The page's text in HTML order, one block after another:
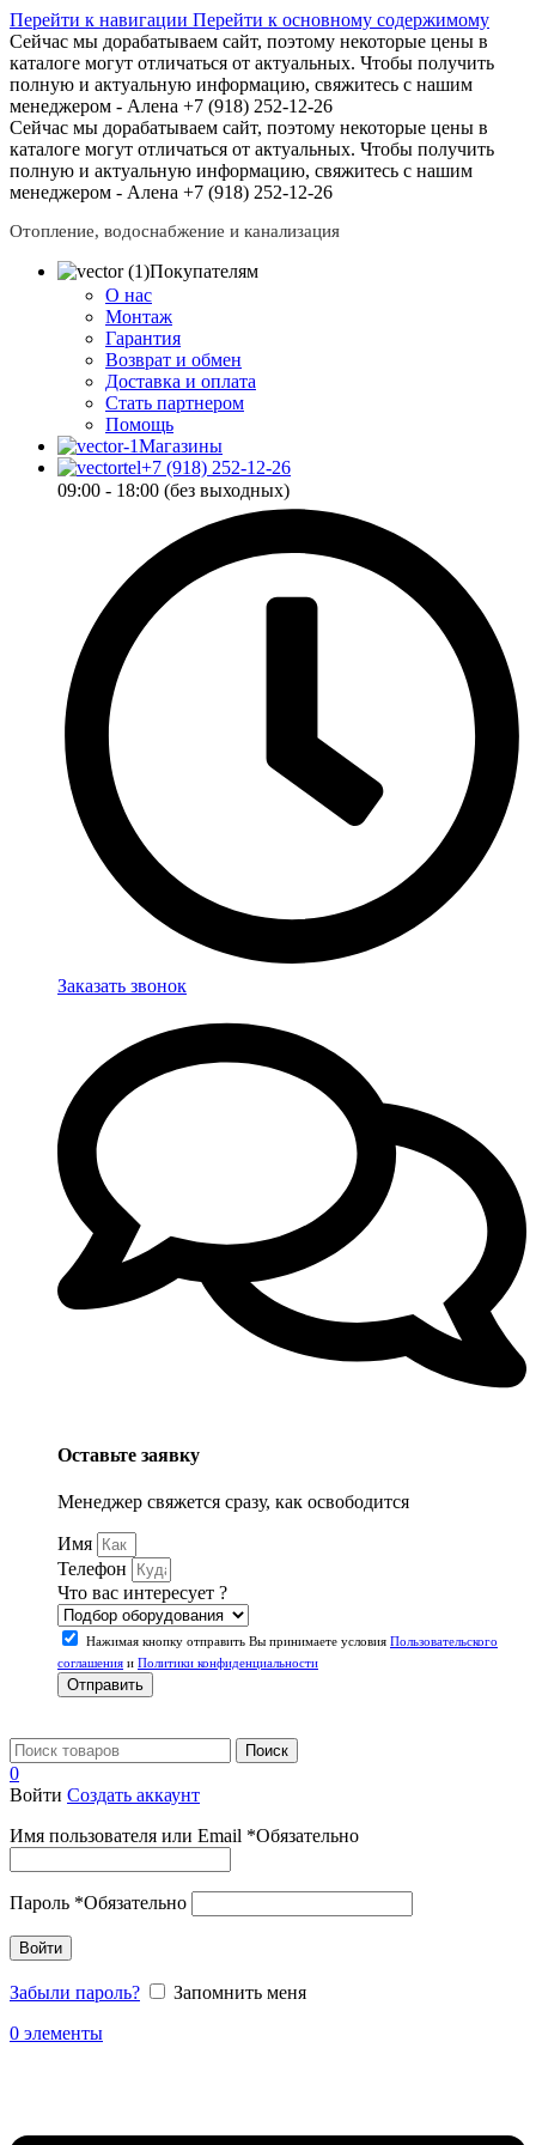
Перейти к навигации Перейти к основному содержимому
Сейчас мы дорабатываем сайт, поэтому некоторые цены в
каталоге могут отличаться от актуальных. Чтобы получить
полную и актуальную информацию, свяжитесь с нашим
менеджером - Алена +7 (918) 252-12-26
Сейчас мы дорабатываем сайт, поэтому некоторые цены в
каталоге могут отличаться от актуальных. Чтобы получить
полную и актуальную информацию, свяжитесь с нашим
менеджером - Алена +7 (918) 252-12-26
Отопление, водоснабжение и канализация
Покупателям
О нас
Монтаж
Гарантия
Возврат и обмен
Доставка и оплата
Стать партнером
Помощь
Магазины
+7 (918) 252-12-26
09:00 - 18:00 (без выходных)
Заказать звонок
Оставьте заявку
Менеджер свяжется сразу, как освободится
Имя
Телефон
Что вас интересует ?
Нажимая кнопку отправить Вы принимаете условия Пользовательского
соглашения и Политики конфиденциальности
Отправить
Поиск
0
Войти Создать аккаунт
Имя пользователя или Email *Обязательно
Пароль *Обязательно
Войти
Забыли пароль?
Запомнить меня
0 элементы